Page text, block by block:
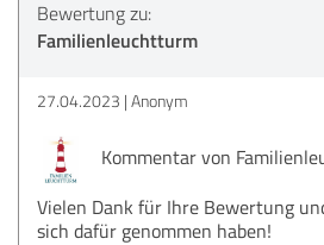
Bewertung zu:
Familienleuchtturm
27.04.2023 Anonym
Kommentar von
Vielen Dank für Ihre Bewertung
sich dafür genommen haben!